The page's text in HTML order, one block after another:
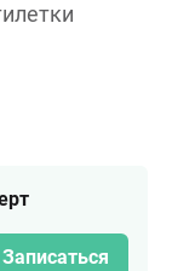
Записаться